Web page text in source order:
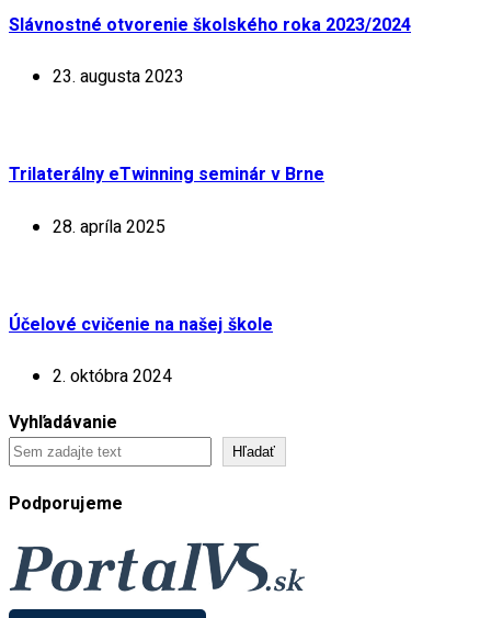
Slávnostné otvorenie školského roka 2023/2024
23. augusta 2023
Trilaterálny eTwinning seminár v Brne
28. apríla 2025
Účelové cvičenie na našej škole
2. októbra 2024
Vyhľadávanie
Hľadať
Podporujeme